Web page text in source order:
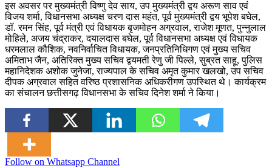
इस अवसर पर मुख्यमंत्री विष्णु देव साय, उप मुख्यमंत्री द्वय अरूण साव एवं
विजय शर्मा, विधानसभा अध्यक्ष चरण दास महंत, पूर्व मुख्यमंत्री द्वय भूपेश बघेल,
डॉ. रमन सिंह, पूर्व मंत्री एवं विधायक बृजमोहन अग्रवाल, राजेश मूणत, पुन्नुलाल
मोहिले, अजय चंद्राकर, दयालदास बघेल, पूर्व विधानसभा अध्यक्ष एवं विधायक
धरमलाल कौशिक, नवनिर्वाचित विधायक, जनप्रतिनिधिगण एवं मुख्य सचिव
अमिताभ जैन, अतिरिक्त मुख्य सचिव द्वयमती रेणु जी पिल्ले, सुब्रत साहू, पुलिस
महानिदेशक अशोक जुनेजा, राज्यपाल के सचिव अमृत कुमार खलखो, उप सचिव
दीपक अग्रवाल सहित वरिष्ठ प्रशासनिक अधिकरीगण उपस्थित थे। कार्यक्रम
का संचालन छत्तीसगढ़ विधानसभा के सचिव दिनेश शर्मा ने किया।
Follow on Whatsapp Channel